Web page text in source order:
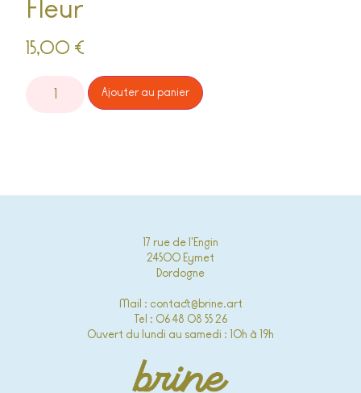
Fleur
15,00 €
Ajouter au panier
17 rue de l'Engin
24500 Eymet
Dordogne
Mail : contact@brine.art
Tel : 06 48 08 55 26
Ouvert du lundi au samedi : 10h à 19h